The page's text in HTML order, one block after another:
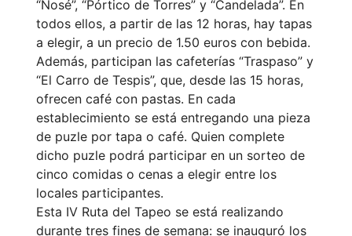
“Nosé”, “Pórtico de Torres” y “Candelada”. En
todos ellos, a partir de las 12 horas, hay tapas
a elegir, a un precio de 1.50 euros con bebida.
Además, participan las cafeterías “Traspaso” y
“El Carro de Tespis”, que, desde las 15 horas,
ofrecen café con pastas. En cada
establecimiento se está entregando una pieza
de puzle por tapa o café. Quien complete
dicho puzle podrá participar en un sorteo de
cinco comidas o cenas a elegir entre los
locales participantes.
Esta IV Ruta del Tapeo se está realizando
durante tres fines de semana: se inauguró los